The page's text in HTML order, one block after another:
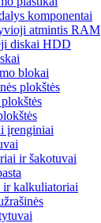
komponentai
atmintis RAM
diskai HDD
blokai
plokštės
įrenginiai
ir šakotuvai
ir kalkuliatoriai